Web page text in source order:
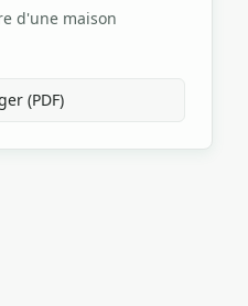
d'une maison
(PDF)